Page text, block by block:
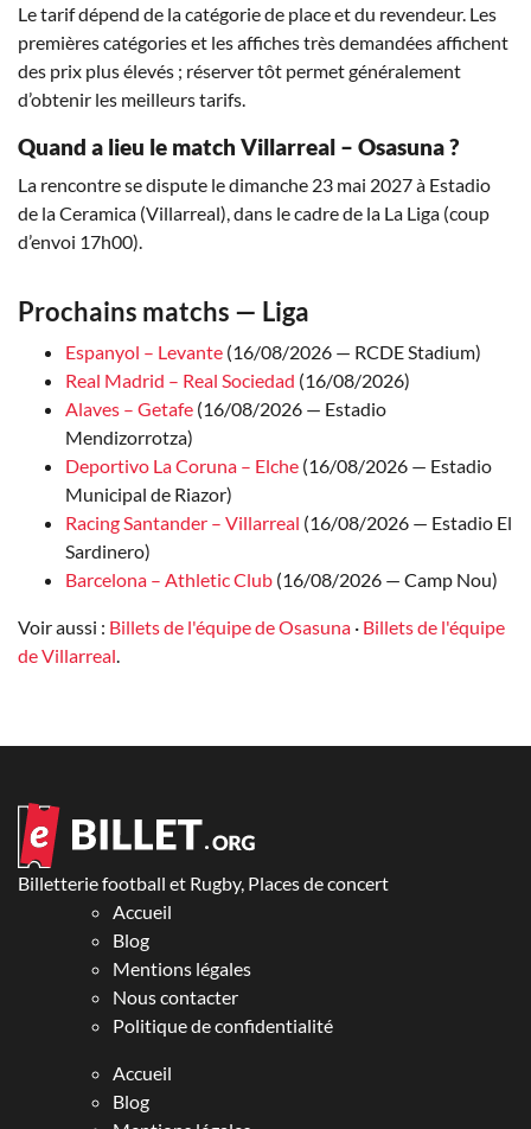
Le tarif dépend de la catégorie de place et du revendeur. Les
premières catégories et les affiches très demandées affichent
des prix plus élevés ; réserver tôt permet généralement
d’obtenir les meilleurs tarifs.
Quand a lieu le match Villarreal – Osasuna ?
La rencontre se dispute le dimanche 23 mai 2027 à Estadio
de la Ceramica (Villarreal), dans le cadre de la La Liga (coup
d’envoi 17h00).
Prochains matchs — Liga
Espanyol – Levante (16/08/2026 — RCDE Stadium)
Real Madrid – Real Sociedad (16/08/2026)
Alaves – Getafe (16/08/2026 — Estadio
Mendizorrotza)
Deportivo La Coruna – Elche (16/08/2026 — Estadio
Municipal de Riazor)
Racing Santander – Villarreal (16/08/2026 — Estadio El
Sardinero)
Barcelona – Athletic Club (16/08/2026 — Camp Nou)
Voir aussi : Billets de l'équipe de Osasuna · Billets de l'équipe
de Villarreal.
Billetterie football et Rugby, Places de concert
Accueil
Blog
Mentions légales
Nous contacter
Politique de confidentialité
Accueil
Blog